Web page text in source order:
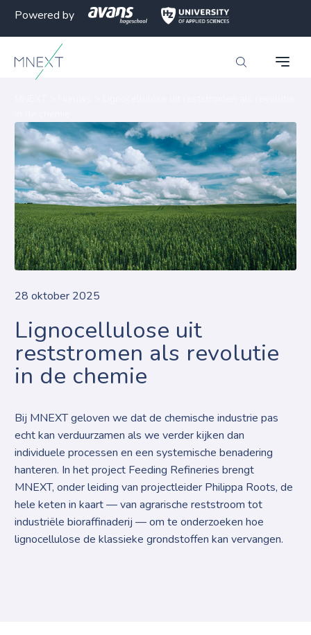
Powered by
28 oktober 2025
Lignocellulose uit
reststromen als revolutie
in de chemie
Bij MNEXT geloven we dat de chemische industrie pas
echt kan verduurzamen als we verder kijken dan
individuele processen en een systemische benadering
hanteren. In het project Feeding Refineries brengt
MNEXT, onder leiding van projectleider Philippa Roots, de
hele keten in kaart — van agrarische reststroom tot
industriële bioraffinaderij — om te onderzoeken hoe
lignocellulose de klassieke grondstoffen kan vervangen.